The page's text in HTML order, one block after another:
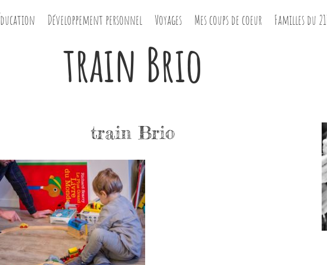
Développement personnel Voyages Mes coups de coeur Familles du
train Brio
train Brio